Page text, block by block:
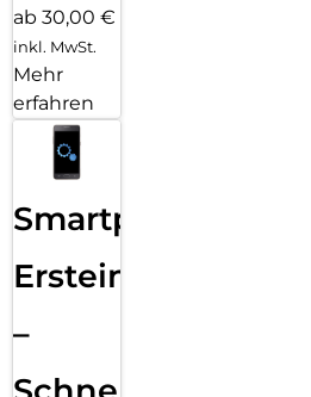
ab 30,00 €
inkl. MwSt.
Mehr
erfahren
Smartphone
Ersteinrichtung
–